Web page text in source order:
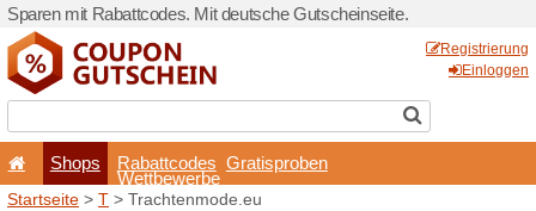
Sparen mit Rabattcodes.